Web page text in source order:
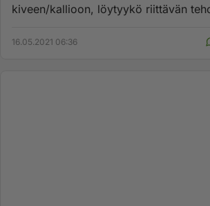
kiveen/kallioon, löytyykö riittävän
16.05.2021 06:36